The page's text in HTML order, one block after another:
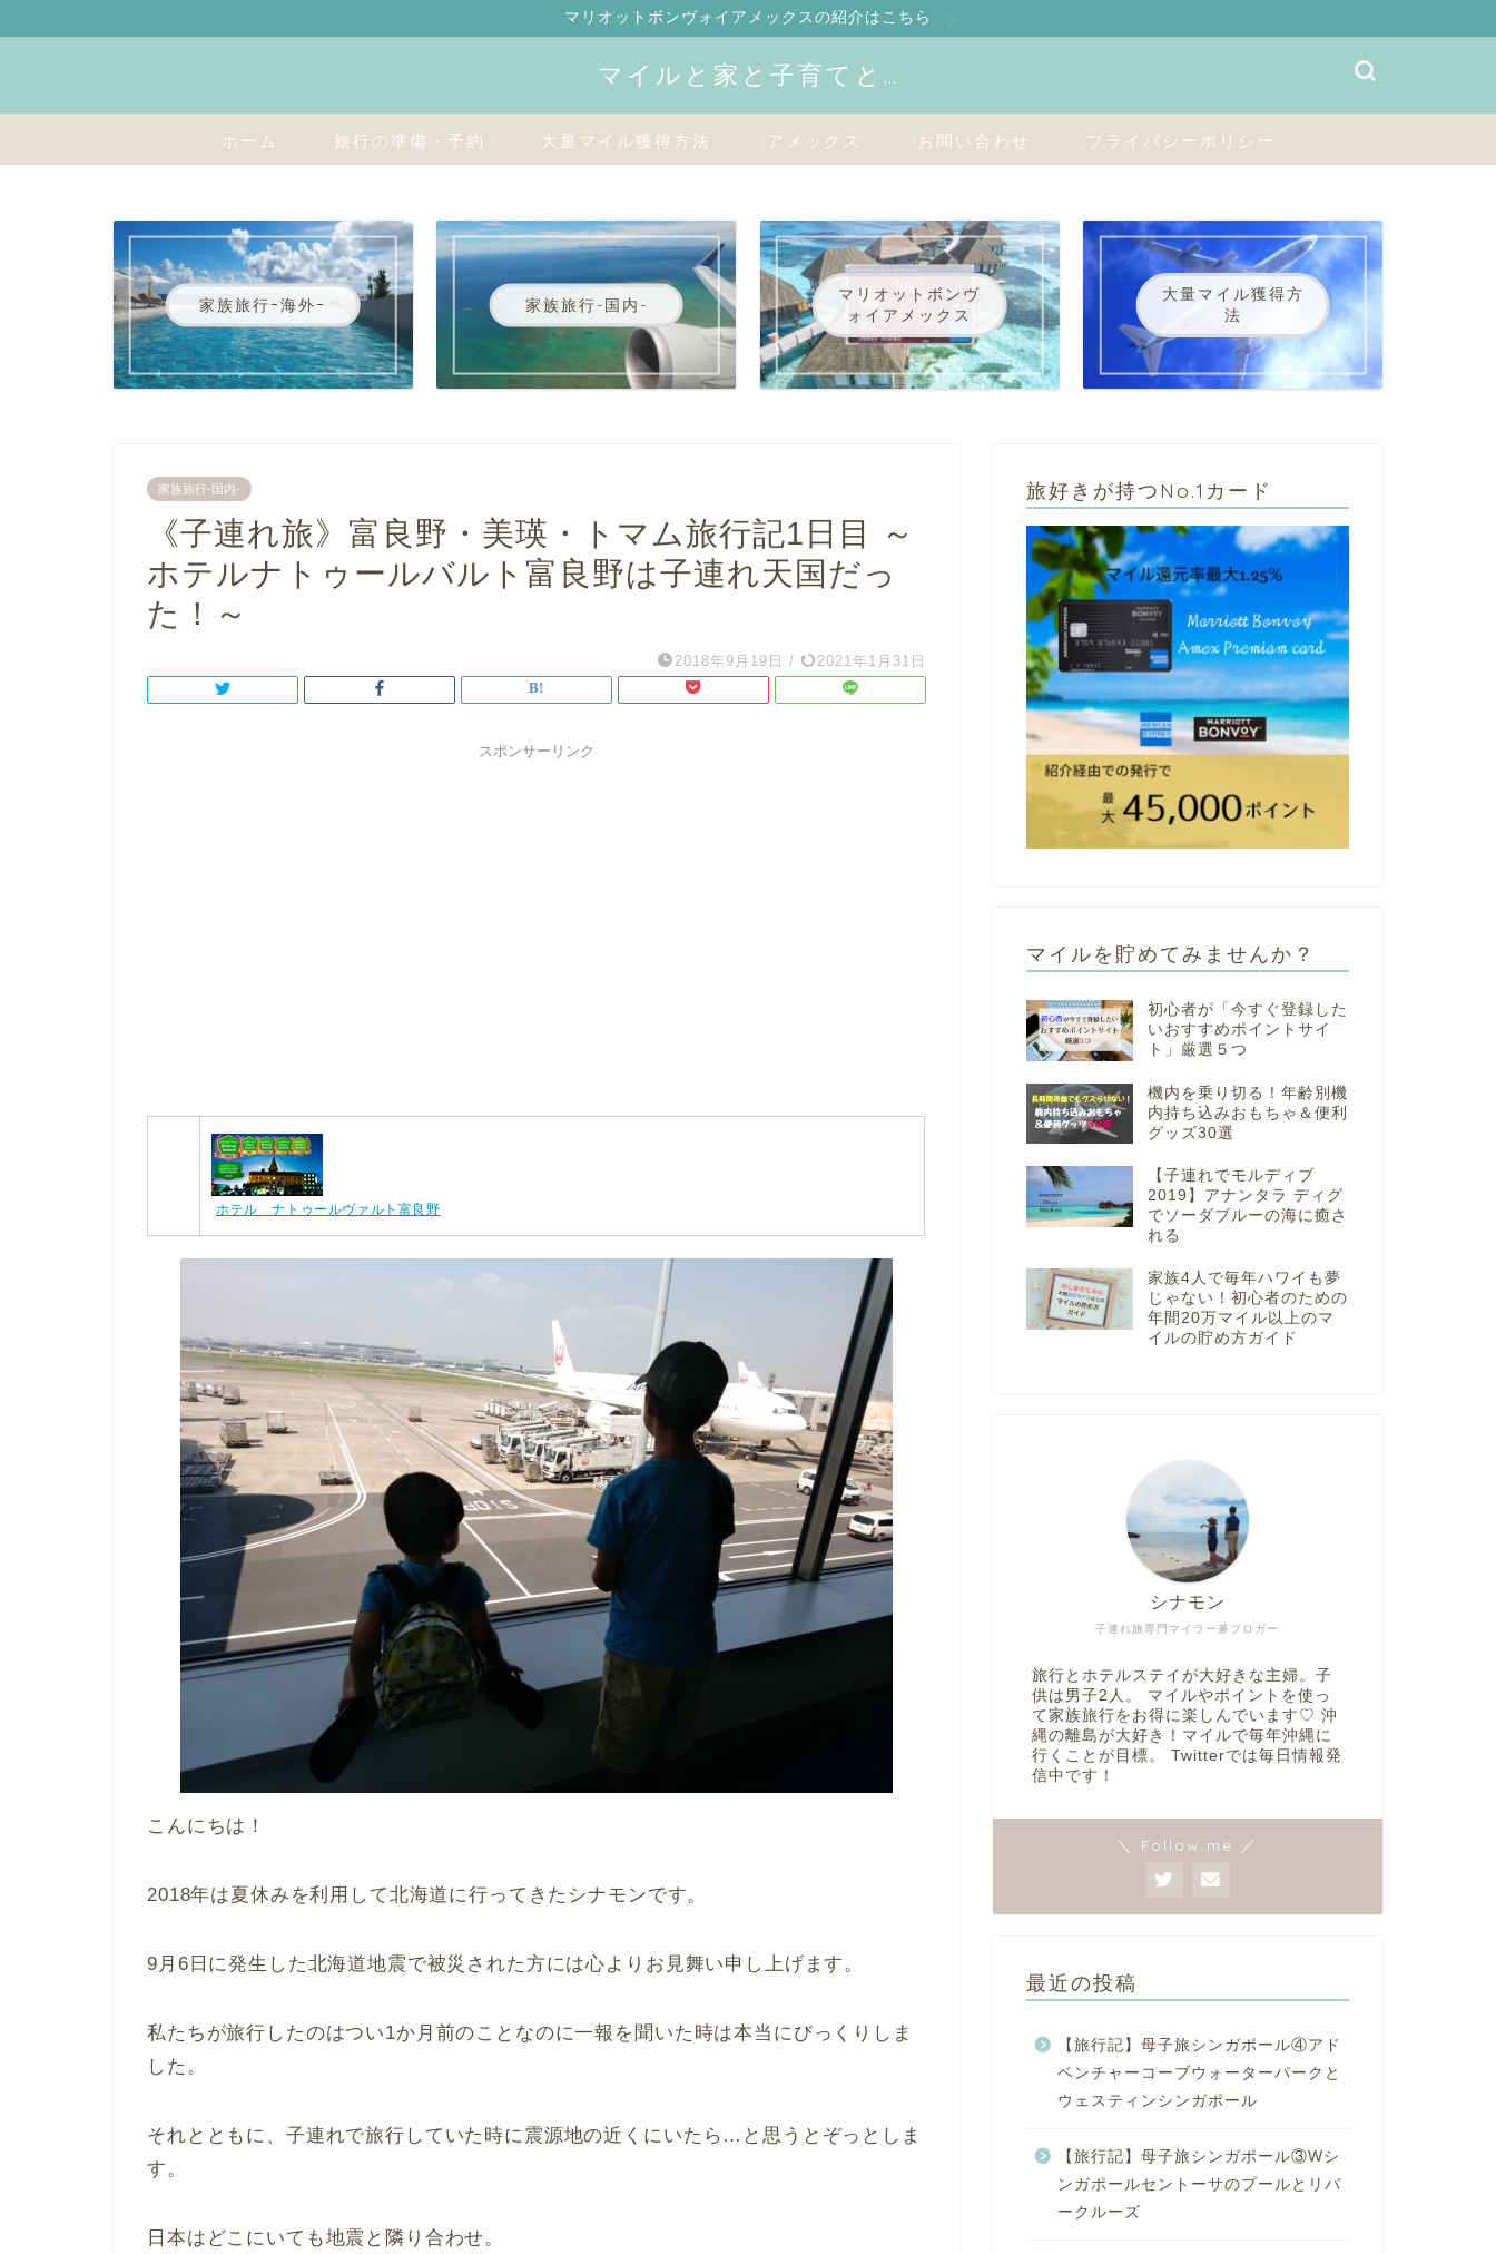
マリオットボンヴォイアメックスの紹介はこちら
マイルと家と子育てと…
ホーム 旅行の準備・予約 大量マイル獲得方法 アメックス お問い合わせ プライバシーポリシー
家族旅行ｰ海外ｰ 家族旅行-国内-
マリオットボンヴ
ォイアメックス
大量マイル獲得方
法
家族旅行-国内-
《子連れ旅》富良野・美瑛・トマム旅行記1日目 ～
ホテルナトゥールバルト富良野は子連れ天国だっ
た！～
2018年9月19日 / 2021年1月31日
スポンサーリンク
ホテル ナトゥールヴァルト富良野
こんにちは！
2018年は夏休みを利用して北海道に行ってきたシナモンです。
9月6日に発生した北海道地震で被災された方には心よりお見舞い申し上げます。
私たちが旅行したのはつい1か月前のことなのに一報を聞いた時は本当にびっくりしま
した。
それとともに、子連れで旅行していた時に震源地の近くにいたら…と思うとぞっとしま
す。
日本はどこにいても地震と隣り合わせ。
旅好きが持つNo.1カード
マイルを貯めてみませんか？
初心者が「今すぐ登録した
いおすすめポイントサイ
ト」厳選５つ
機内を乗り切る！年齢別機
内持ち込みおもちゃ＆便利
グッズ30選
【子連れでモルディブ
2019】アナンタラ ディグ
でソーダブルーの海に癒さ
れる
家族4人で毎年ハワイも夢
じゃない！初心者のための
年間20万マイル以上のマ
イルの貯め方ガイド
子連れ旅専門マイラー兼ブロガー
シナモン
旅行とホテルステイが大好きな主婦。子
供は男子2人。 マイルやポイントを使っ
て家族旅行をお得に楽しんでいます♡ 沖
縄の離島が大好き！マイルで毎年沖縄に
行くことが目標。 Twitterでは毎日情報発
信中です！
＼ Follow me ／
最近の投稿
【旅行記】母子旅シンガポール④アド
ベンチャーコーブウォーターパークと
ウェスティンシンガポール
【旅行記】母子旅シンガポール③Wシ
ンガポールセントーサのプールとリバ
ークルーズ